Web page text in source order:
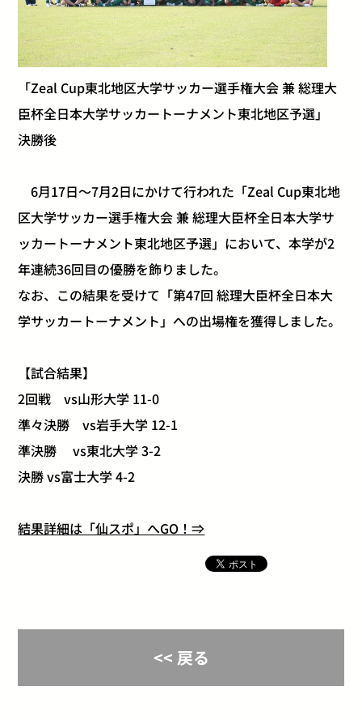
「Zeal Cup東北地区大学サッカー選手権大会 兼 総理大
臣杯全日本大学サッカートーナメント東北地区予選」
決勝後
6月17日～7月2日にかけて行われた「Zeal Cup東北地
区大学サッカー選手権大会 兼 総理大臣杯全日本大学サ
ッカートーナメント東北地区予選」において、本学が2
年連続36回目の優勝を飾りました。
なお、この結果を受けて「第47回 総理大臣杯全日本大
学サッカートーナメント」への出場権を獲得しました。
【試合結果】
2回戦 vs山形大学 11-0
準々決勝 vs岩手大学 12-1
準決勝 vs東北大学 3-2
決勝 vs富士大学 4-2
結果詳細は「仙スポ」へGO！⇒
<< 戻る